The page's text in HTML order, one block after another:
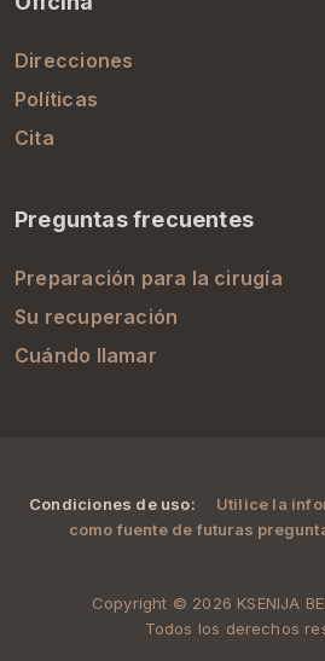
Direcciones
Políticas
Cita
Preguntas frecuentes
Preparación para la cirugía
Su recuperación
Cuándo llamar
Condiciones de uso:
Utilice la
como fuente de futuras
Copyright © 2026 KSENIJA
Todos los derechos